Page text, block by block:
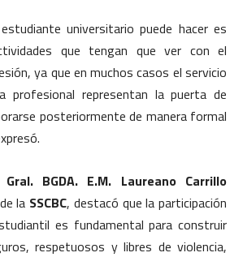
universitario puede hacer es
que tengan que ver con el
ya que en muchos casos el servicio
profesional representan la puerta de
posteriormente de manera formal
Gral. BGDA. E.M. Laureano Carrillo
la SSCBC, destacó que la participación
es fundamental para construir
respetuosos y libres de violencia,